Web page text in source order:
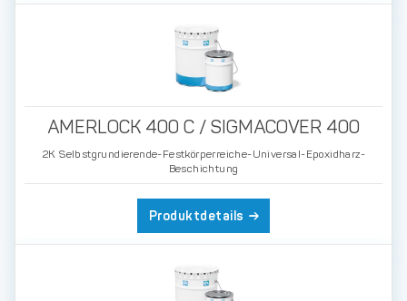
AMERLOCK 400 C / SIGMACOVER 400
2K Selbstgrundierende-Festkörperreiche-Universal-Epoxidharz-
Beschichtung
Produktdetails